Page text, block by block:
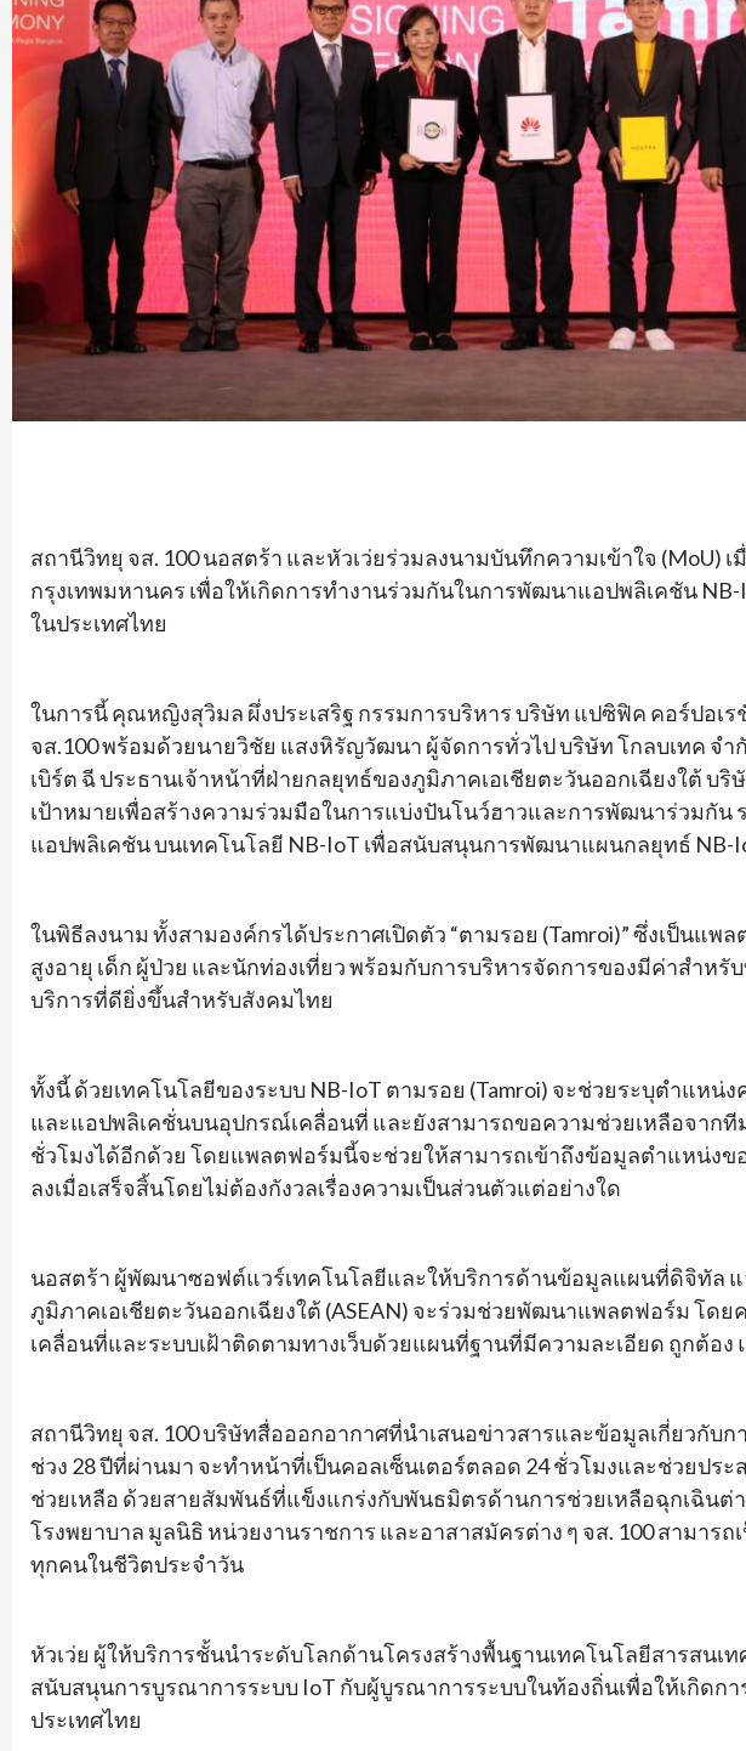
สถานีวิทยุ จส. 100 นอสตร้า และหัวเว่ยร่วมลงนามบันทึกความเข้าใจ (MoU)
กรุงเทพมหานคร เพื่อให้เกิดการทำงานร่วมกันในการพัฒนาแอปพลิเคชัน
ในประเทศไทย
ในการนี้ คุณหญิงสุวิมล ผึ่งประเสริฐ กรรมการบริหาร บริษัท แปซิฟิค คอร์ปอเ
จส.100 พร้อมด้วยนายวิชัย แสงหิรัญวัฒนา ผู้จัดการทั่วไป บริษัท โกลบเทค จ
เบิร์ต ฉี ประธานเจ้าหน้าที่ฝ่ายกลยุทธ์ของภูมิภาคเอเชียตะวันออกเฉียงใต้ บริ
เป้าหมายเพื่อสร้างความร่วมมือในการแบ่งปันโนว์ฮาวและการพัฒนาร่วมกัน
แอปพลิเคชัน บนเทคโนโลยี NB-IoT เพื่อสนับสนุนการพัฒนาแผนกลยุทธ์ NB-
ในพิธีลงนาม ทั้งสามองค์กรได้ประกาศเปิดตัว “ตามรอย (Tamroi)” ซึ่งเป็นแ
สูงอายุ เด็ก ผู้ป่วย และนักท่องเที่ยว พร้อมกับการบริหารจัดการของมีค่าสำหรั
บริการที่ดียิ่งขึ้นสำหรับสังคมไทย
ทั้งนี้ ด้วยเทคโนโลยีของระบบ NB-IoT ตามรอย (Tamroi) จะช่วยระบุตำแห
และแอปพลิเคชั่นบนอุปกรณ์เคลื่อนที่ และยังสามารถขอความช่วยเหลือจากที
ชั่วโมงได้อีกด้วย โดยแพลตฟอร์มนี้จะช่วยให้สามารถเข้าถึงข้อมูลตำแหน่งข
ลงเมื่อเสร็จสิ้นโดยไม่ต้องกังวลเรื่องความเป็นส่วนตัวแต่อย่างใด
นอสตร้า ผู้พัฒนาซอฟต์แวร์เทคโนโลยีและให้บริการด้านข้อมูลแผนที่ดิจิทัล แ
ภูมิภาคเอเชียตะวันออกเฉียงใต้ (ASEAN) จะร่วมช่วยพัฒนาแพลตฟอร์ม โ
เคลื่อนที่และระบบเฝ้าติดตามทางเว็บด้วยแผนที่ฐานที่มีความละเอียด ถูกต้อง
สถานีวิทยุ จส. 100 บริษัทสื่อออกอากาศที่นำเสนอข่าวสารและข้อมูลเกี่ยวกับ
ช่วง 28 ปีที่ผ่านมา จะทำหน้าที่เป็นคอลเซ็นเตอร์ตลอด 24 ชั่วโมงและช่วยปร
ช่วยเหลือ ด้วยสายสัมพันธ์ที่แข็งแกร่งกับพันธมิตรด้านการช่วยเหลือฉุกเฉินต่า
โรงพยาบาล มูลนิธิ หน่วยงานราชการ และอาสาสมัครต่าง ๆ จส. 100 สามาร
ทุกคนในชีวิตประจำวัน
หัวเว่ย ผู้ให้บริการชั้นนำระดับโลกด้านโครงสร้างพื้นฐานเทคโนโลยีสารสนเ
สนับสนุนการบูรณาการระบบ IoT กับผู้บูรณาการระบบในท้องถิ่นเพื่อให้เกิดก
ประเทศไทย